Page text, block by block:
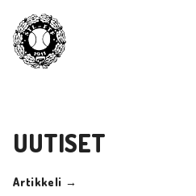
UUTISET
Artikkeli →